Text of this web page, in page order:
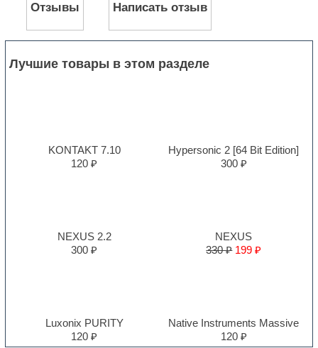
Отзывы Написать отзыв
Лучшие товары в этом разделе
KONTAKT 7.10
120 ₽
Hypersonic 2 [64 Bit Edition]
300 ₽
NEXUS 2.2
300 ₽
NEXUS
330 ₽ 199 ₽
Luxonix PURITY
120 ₽
Native Instruments Massive
120 ₽